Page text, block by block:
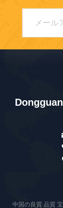
中国の良質 品質